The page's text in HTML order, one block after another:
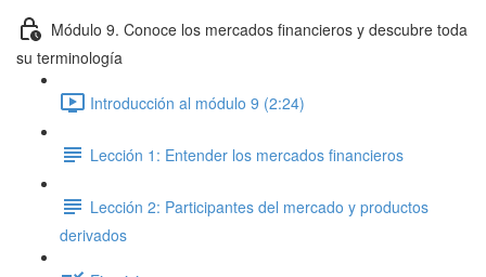
Módulo 9. Conoce los mercados financieros y descubre toda
su terminología
Introducción al módulo 9 (2:24)
Lección 1: Entender los mercados financieros
Lección 2: Participantes del mercado y productos
derivados